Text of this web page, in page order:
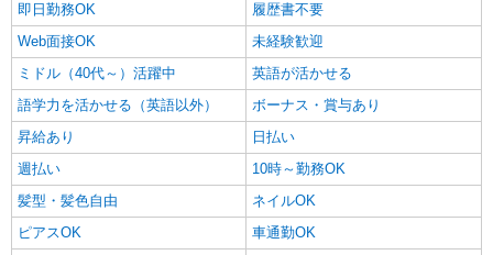
即日勤務OK
履歴書不要
Web面接OK
未経験歓迎
ミドル（40代～）活躍中
英語が活かせる
語学力を活かせる（英語以外）
ボーナス・賞与あり
昇給あり
日払い
週払い
10時～勤務OK
髪型・髪色自由
ネイルOK
ピアスOK
車通勤OK